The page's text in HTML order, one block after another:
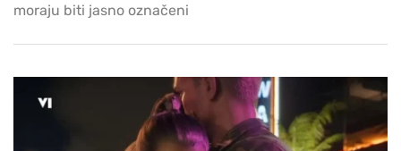
moraju biti jasno označeni